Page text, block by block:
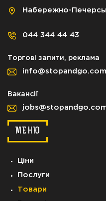
Набережно-
044 344 44 43
Торгові запити, реклама
Вакансії
МЕНЮ
Ціни
Послуги
Товари